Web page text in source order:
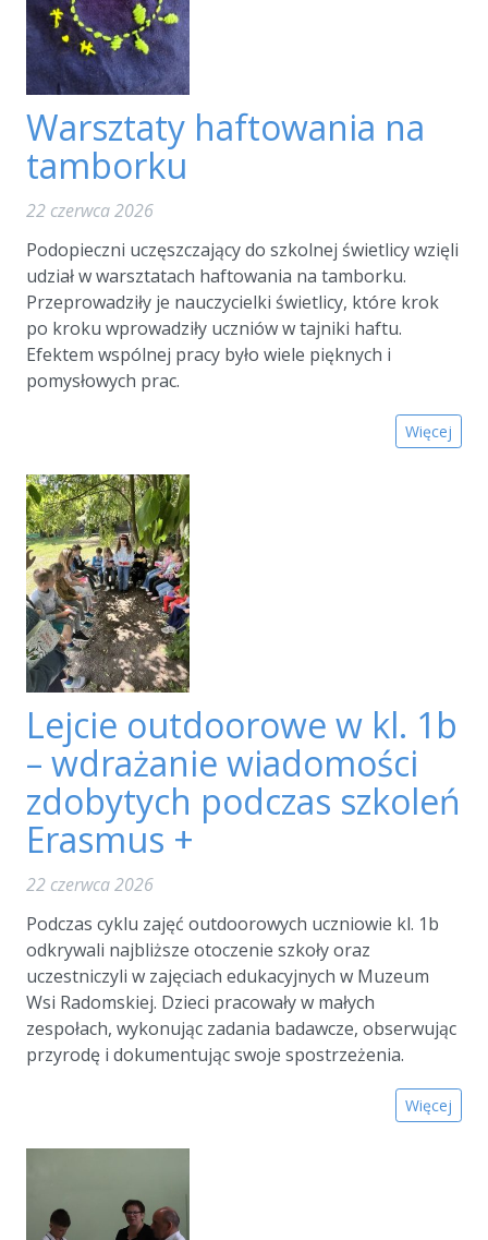
Warsztaty haftowania na
tamborku
22 czerwca 2026
Podopieczni uczęszczający do szkolnej świetlicy wzięli
udział w warsztatach haftowania na tamborku.
Przeprowadziły je nauczycielki świetlicy, które krok
po kroku wprowadziły uczniów w tajniki haftu.
Efektem wspólnej pracy było wiele pięknych i
pomysłowych prac.
Więcej
Lejcie outdoorowe w kl. 1b
– wdrażanie wiadomości
zdobytych podczas szkoleń
Erasmus +
22 czerwca 2026
Podczas cyklu zajęć outdoorowych uczniowie kl. 1b
odkrywali najbliższe otoczenie szkoły oraz
uczestniczyli w zajęciach edukacyjnych w Muzeum
Wsi Radomskiej. Dzieci pracowały w małych
zespołach, wykonując zadania badawcze, obserwując
przyrodę i dokumentując swoje spostrzeżenia.
Więcej